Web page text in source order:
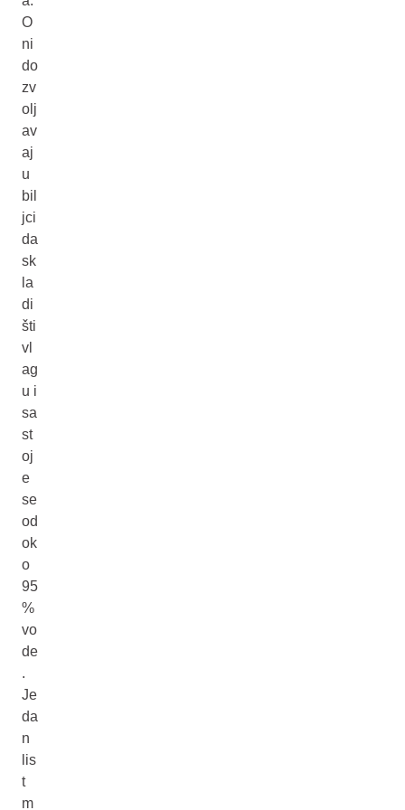
O
ni
do
zv
olj
av
aj
u
bil
jci
da
sk
la
di
šti
vl
ag
u i
sa
st
oj
e
se
od
ok
o
95
%
vo
de
.
Je
da
n
lis
t
m